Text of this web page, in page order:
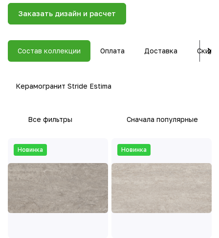
Заказать дизайн и расчет
Состав коллекции Оплата Доставка
Керамогранит Stride Estima
Все фильтры Сначала популярные
Новинка Новинка